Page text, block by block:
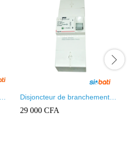
Disjoncteur de branchement
non différentiel 2 pôles 230V
10-30A Legrand
29 000 CFA